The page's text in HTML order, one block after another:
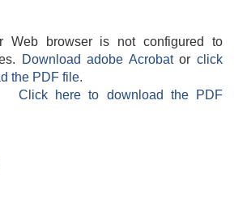
Web browser is not configured to
Download adobe Acrobatorclick
the PDF file.
Click here to download the PDF